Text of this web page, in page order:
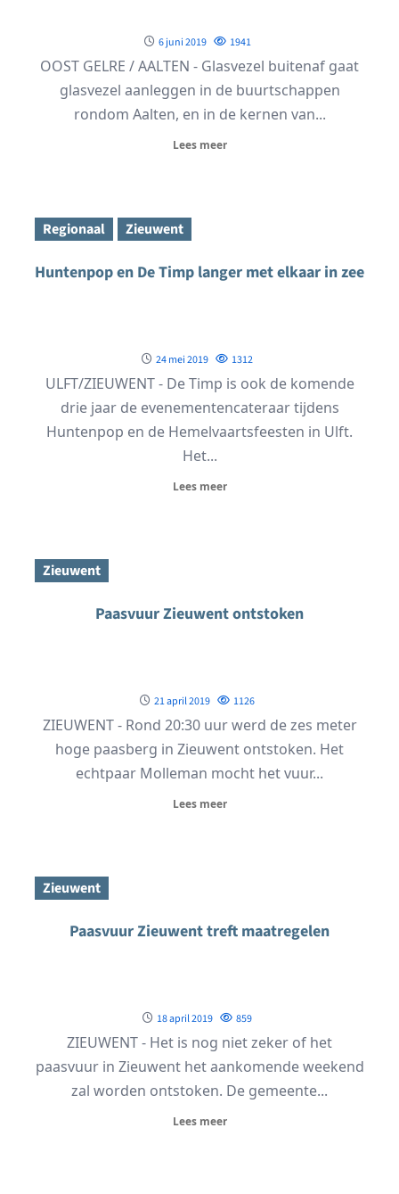
6 juni 2019 1941
OOST GELRE / AALTEN - Glasvezel buitenaf gaat
glasvezel aanleggen in de buurtschappen
rondom Aalten, en in de kernen van...
Lees meer
Regionaal Zieuwent
Huntenpop en De Timp langer met elkaar in zee
24 mei 2019 1312
ULFT/ZIEUWENT - De Timp is ook de komende
drie jaar de evenementencateraar tijdens
Huntenpop en de Hemelvaartsfeesten in Ulft.
Het...
Lees meer
Zieuwent
Paasvuur Zieuwent ontstoken
21 april 2019 1126
ZIEUWENT - Rond 20:30 uur werd de zes meter
hoge paasberg in Zieuwent ontstoken. Het
echtpaar Molleman mocht het vuur...
Lees meer
Zieuwent
Paasvuur Zieuwent treft maatregelen
18 april 2019 859
ZIEUWENT - Het is nog niet zeker of het
paasvuur in Zieuwent het aankomende weekend
zal worden ontstoken. De gemeente...
Lees meer